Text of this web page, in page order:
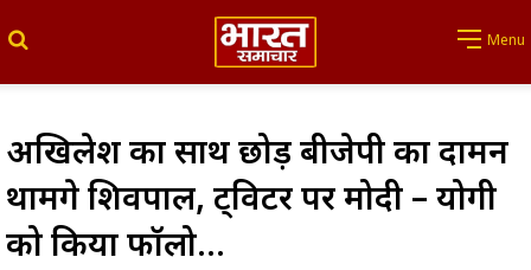
Menu
अखिलेश का साथ छोड़ बीजेपी का दामन
थामेंगे शिवपाल, ट्विटर पर मोदी – योगी
को किया फॉलो…